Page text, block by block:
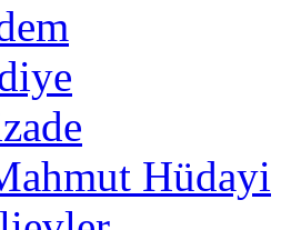
Hüdayi